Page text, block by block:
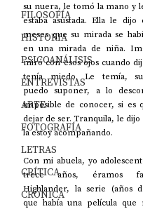
FILOSOFÍA
HISTORIA
PSICOANÁLISIS
ENTREVISTAS
ARTE
FOTOGRAFÍA
LETRAS
CRÍTICA
CRÓNICA
su nuera, le tomó la mano y
estaba asustada. Ella le dijo
meses que su mirada se
en una mirada de niña.
miró con esos ojos cuando
tenía miedo. Le temía,
puedo suponer, a lo
imposible de conocer, si es
dejar de ser. Tranquila, le
la estoy acompañando.
Con mi abuela, yo
trece años, éramos
Highlander, la serie (años
que había una película que